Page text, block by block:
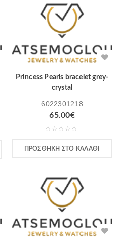
Princess Pearls bracelet grey-
crystal
6022301218
65.00€
ΠΡΟΣΘΉΚΗ ΣΤΟ ΚΑΛΆΘΙ